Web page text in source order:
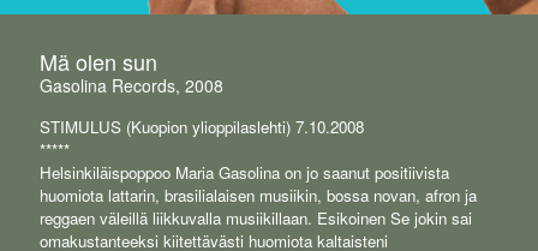
Mä olen sun
Gasolina Records, 2008
STIMULUS (Kuopion ylioppilaslehti) 7.10.2008
*****
Helsinkiläispoppoo Maria Gasolina on jo saanut positiivista
huomiota lattarin, brasilialaisen musiikin, bossa novan, afron ja
reggaen väleillä liikkuvalla musiikillaan. Esikoinen Se jokin sai
omakustanteeksi kiitettävästi huomiota kaltaisteni